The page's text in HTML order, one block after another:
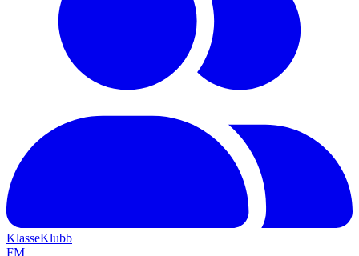
KlasseKlubb
FM